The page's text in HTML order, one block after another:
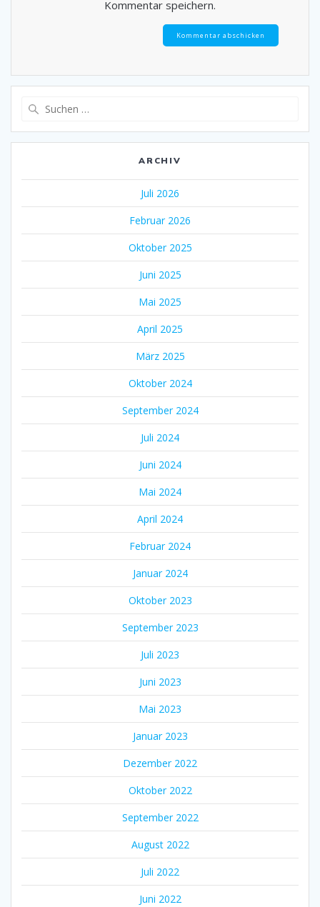
Kommentar speichern.
ARCHIV
Juli 2026
Februar 2026
Oktober 2025
Juni 2025
Mai 2025
April 2025
März 2025
Oktober 2024
September 2024
Juli 2024
Juni 2024
Mai 2024
April 2024
Februar 2024
Januar 2024
Oktober 2023
September 2023
Juli 2023
Juni 2023
Mai 2023
Januar 2023
Dezember 2022
Oktober 2022
September 2022
August 2022
Juli 2022
Juni 2022